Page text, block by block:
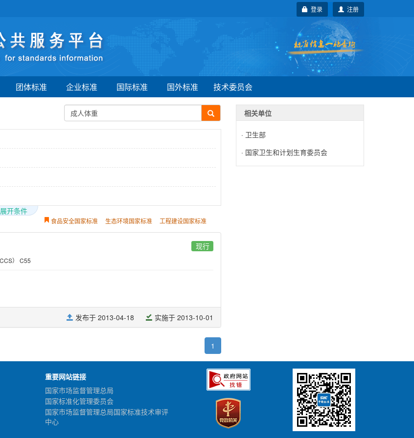
注册
登录
团体标准 企业标准 国际标准 国外标准 技术委员会
展开条件
相关单位
· 卫生部
· 国家卫生和计划生育委员会
重要网站链接
国家市场监督管理总局
国家标准化管理委员会
国家市场监督管理总局国家标准技术审评
中心